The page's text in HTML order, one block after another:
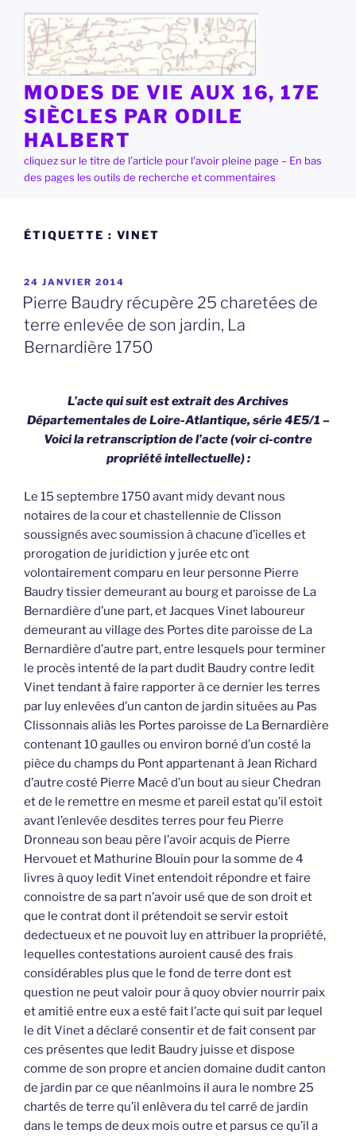
contenu
principal
MODES DE VIE AUX 16, 17E
SIÈCLES PAR ODILE
HALBERT
cliquez sur le titre de l'article pour l'avoir pleine page – En bas
des pages les outils de recherche et commentaires
ÉTIQUETTE : VINET
PUBLIÉ
LE
24 JANVIER 2014
Pierre Baudry récupère 25 charetées de
terre enlevée de son jardin, La
Bernardière 1750
L’acte qui suit est extrait des Archives
Départementales de Loire-Atlantique, série 4E5/1 –
Voici la retranscription de l’acte (voir ci-contre
propriété intellectuelle) :
Le 15 septembre 1750 avant midy devant nous
notaires de la cour et chastellennie de Clisson
soussignés avec soumission à chacune d’icelles et
prorogation de juridiction y jurée etc ont
volontairement comparu en leur personne Pierre
Baudry tissier demeurant au bourg et paroisse de La
Bernardière d’une part, et Jacques Vinet laboureur
demeurant au village des Portes dite paroisse de La
Bernardière d’autre part, entre lesquels pour terminer
le procès intenté de la part dudit Baudry contre ledit
Vinet tendant à faire rapporter à ce dernier les terres
par luy enlevées d’un canton de jardin situées au Pas
Clissonnais aliàs les Portes paroisse de La Bernardière
contenant 10 gaulles ou environ borné d’un costé la
pièce du champs du Pont appartenant à Jean Richard
d’autre costé Pierre Macé d’un bout au sieur Chedran
et de le remettre en mesme et pareil estat qu’il estoit
avant l’enlevée desdites terres pour feu Pierre
Dronneau son beau père l’avoir acquis de Pierre
Hervouet et Mathurine Blouin pour la somme de 4
livres à quoy ledit Vinet entendoit répondre et faire
connoistre de sa part n’avoir usé que de son droit et
que le contrat dont il prétendoit se servir estoit
dedectueux et ne pouvoit luy en attribuer la propriété,
lequelles contestations auroient causé des frais
considérables plus que le fond de terre dont est
question ne peut valoir pour à quoy obvier nourrir paix
et amitié entre eux a esté fait l’acte qui suit par lequel
le dit Vinet a déclaré consentir et de fait consent par
ces présentes que ledit Baudry juisse et dispose
comme de son propre et ancien domaine dudit canton
de jardin par ce que néanlmoins il aura le nombre 25
chartés de terre qu’il enlèvera du tel carré de jardin
dans le temps de deux mois outre et parsus ce qu’il a